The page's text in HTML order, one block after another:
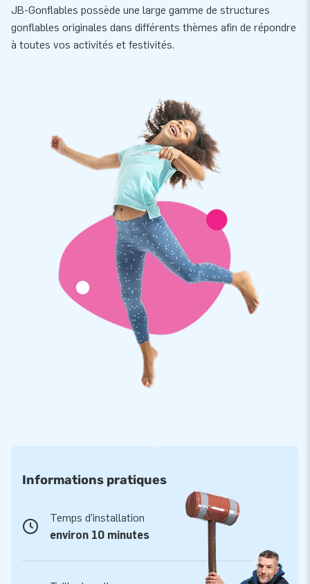
JB-Gonflables possède une large gamme de structures
gonflables originales dans différents thèmes afin de répondre
à toutes vos activités et festivités.
Informations pratiques
Temps d'installation
environ 10 minutes